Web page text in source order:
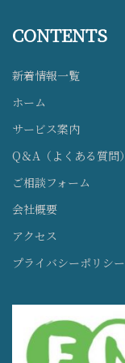
CONTENTS
新着情報一覧
ホーム
サービス案内
Q＆A（よくある質問）
ご相談フォーム
会社概要
アクセス
プライバシーポリシー